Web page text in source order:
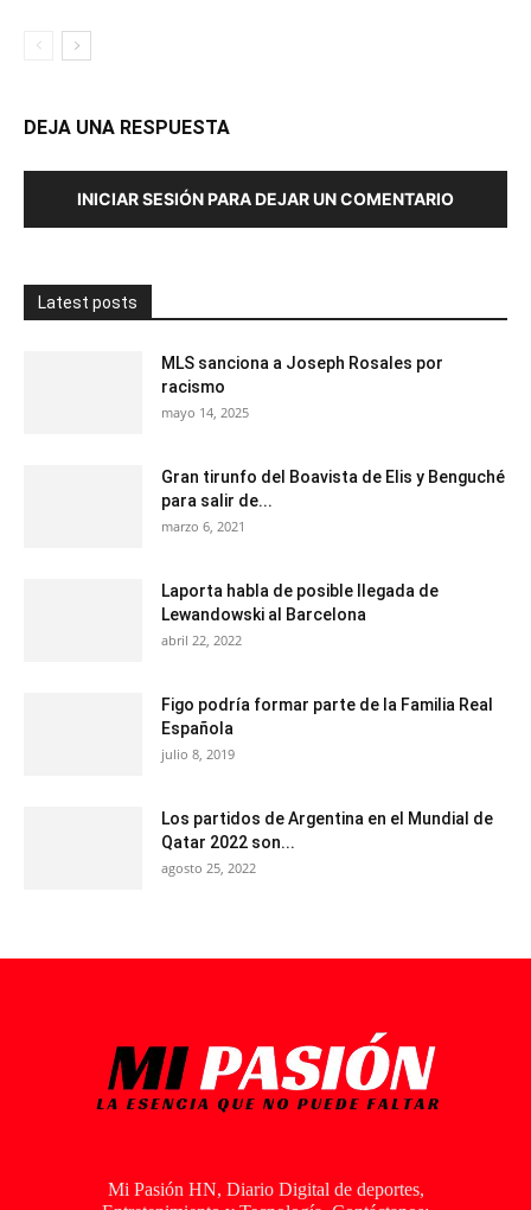
DEJA UNA RESPUESTA
INICIAR SESIÓN PARA DEJAR UN COMENTARIO
Latest posts
MLS sanciona a Joseph Rosales por
racismo
mayo 14, 2025
Gran tirunfo del Boavista de Elis y Benguché
para salir de...
marzo 6, 2021
Laporta habla de posible llegada de
Lewandowski al Barcelona
abril 22, 2022
Figo podría formar parte de la Familia Real
Española
julio 8, 2019
Los partidos de Argentina en el Mundial de
Qatar 2022 son...
agosto 25, 2022
Mi Pasión HN, Diario Digital de deportes,